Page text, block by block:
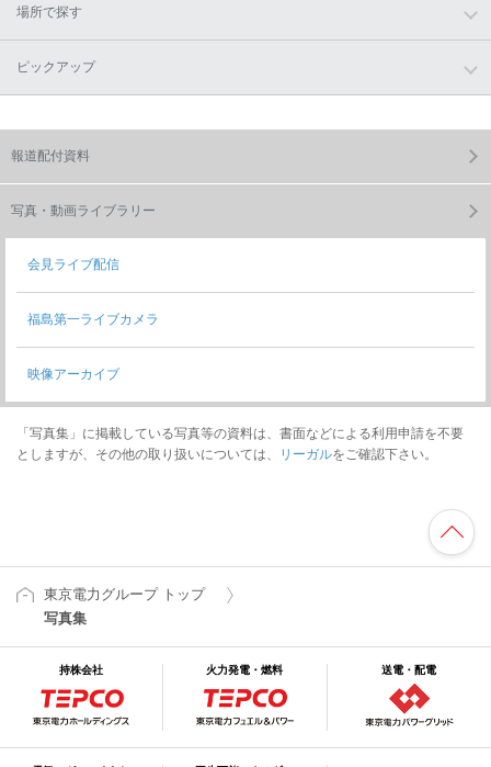
場所で探す
ピックアップ
報道配付資料
写真・動画ライブラリー
会見ライブ配信
福島第一ライブカメラ
映像アーカイブ
「写真集」に掲載している写真等の資料は、書面などによる利用申請を不要
としますが、その他の取り扱いについては、
リーガルをご確認下さい。
東京電力グループ トップ
写真集
持株会社 火力発電・燃料 送電・配電